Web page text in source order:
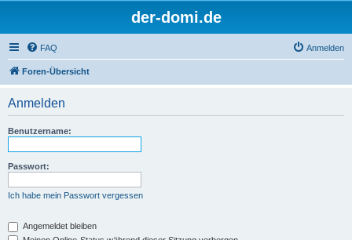
der-domi.de
FAQ Anmelden
Foren-Übersicht
Anmelden
Benutzername:
Passwort:
Ich habe mein Passwort vergessen
Angemeldet bleiben